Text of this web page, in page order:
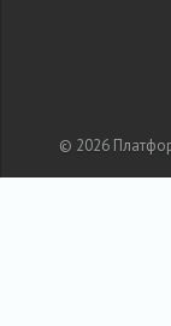
© 2026